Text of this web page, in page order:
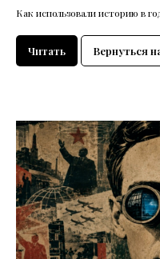
Как использовали историю в
Читать Вернуться